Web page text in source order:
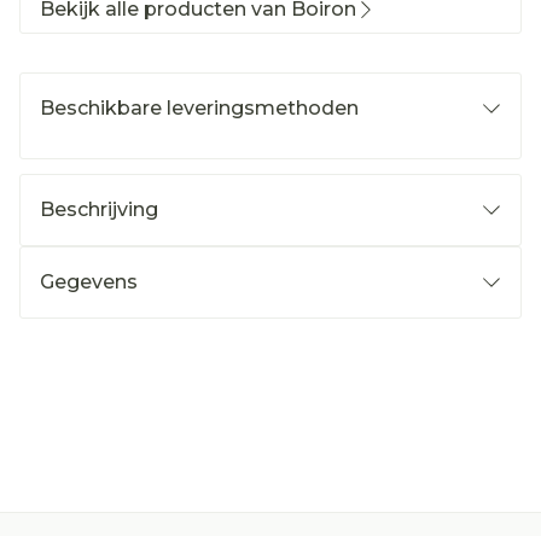
Bekijk alle producten van Boiron
Beschikbare leveringsmethoden
Beschrijving
Gegevens